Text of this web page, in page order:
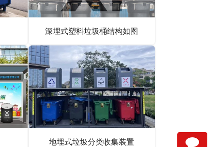
深埋式塑料垃圾桶结构如图
地埋式垃圾分类收集装置